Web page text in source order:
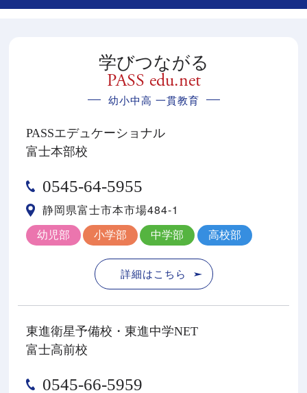
学びつながる
PASS edu.net
幼小中高 一貫教育
PASSエデュケーショナル
富士本部校
0545-64-5955
静岡県富士市本市場484-1
幼児部 小学部 中学部 高校部
詳細はこちら
東進衛星予備校・東進中学NET
富士高前校
0545-66-5959